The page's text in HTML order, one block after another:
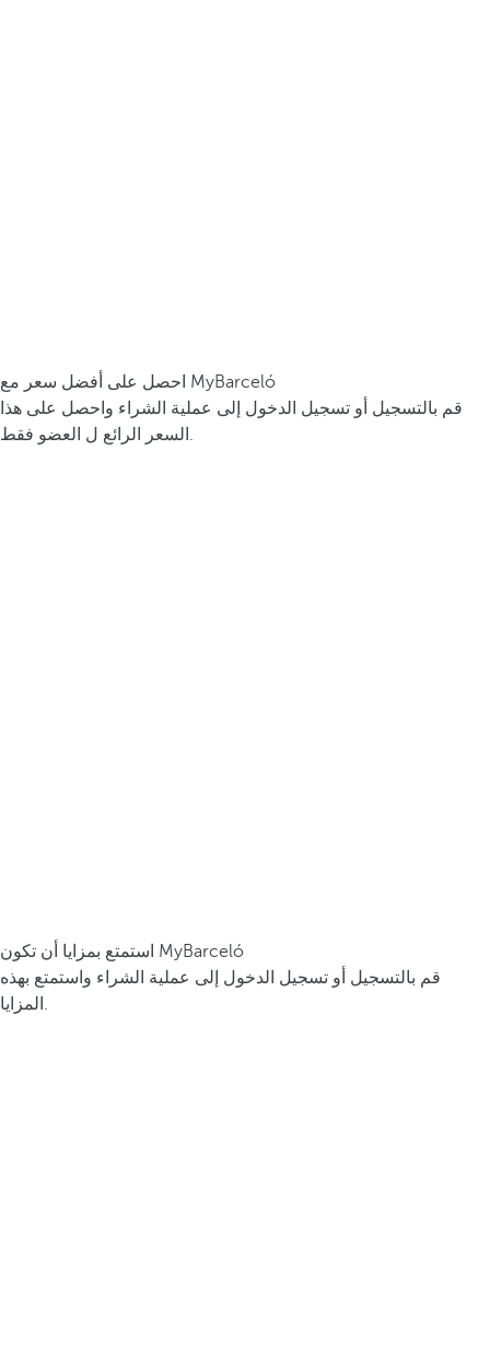
احصل على أفضل سعر مع MyBarceló
قم بالتسجيل أو تسجيل الدخول إلى عملية الشراء واحصل على هذا
السعر الرائع ل العضو فقط.
استمتع بمزايا أن تكون MyBarceló
قم بالتسجيل أو تسجيل الدخول إلى عملية الشراء واستمتع بهذه
المزايا.